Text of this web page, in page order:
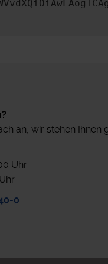
an, wir stehen Ihnen
Uhr
0